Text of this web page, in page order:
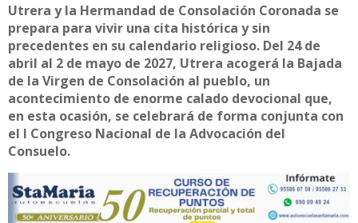
Utrera y la Hermandad de Consolación Coronada se
prepara para vivir una cita histórica y sin
precedentes en su calendario religioso. Del 24 de
abril al 2 de mayo de 2027, Utrera acogerá la Bajada
de la Virgen de Consolación al pueblo, un
acontecimiento de enorme calado devocional que,
en esta ocasión, se celebrará de forma conjunta con
el I Congreso Nacional de la Advocación del
Consuelo.